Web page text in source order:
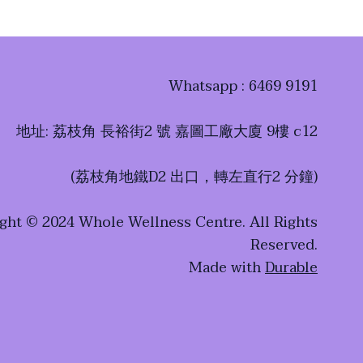
Whatsapp : 6469 9191
地址: 荔枝角 長裕街2 號 嘉圖工廠大廈 9樓 c12
​(荔枝角地鐵D2 出口，轉左直行2 分鐘)
© 2024 Whole Wellness Centre. All Rights
Reserved.
Made withDurable